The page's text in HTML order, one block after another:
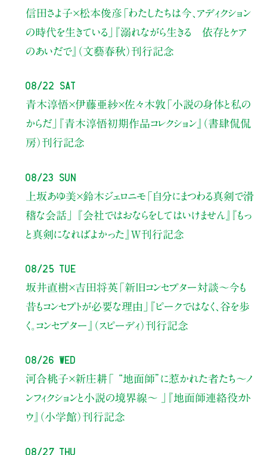
信田さよ子×松本俊彦 「わたしたちは今、アディクション
の時代を生きている」
『溺れながら生きる 依存とケア
のあいだで』（文藝春秋）刊行記念
08/22 Sat
青木淳悟×伊藤亜紗×佐々木敦 「小説の身体と私の
からだ」
『青木淳悟初期作品コレクション』（書肆侃侃
房）刊行記念
08/23 Sun
上坂あゆ美×鈴木ジェロニモ 「自分にまつわる真剣で滑
稽な会話」
『会社ではおならをしてはいけません』『もっ
と真剣になればよかった』W刊行記念
08/25 Tue
坂井直樹×吉田将英「新旧コンセプター対談～今も
昔もコンセプトが必要な理由」
『ピークではなく、谷を歩
く。コンセプター』（スピーディ）刊行記念
08/26 Wed
河合桃子×新庄耕「 “地面師”に惹かれた者たち〜ノ
ンフィクションと小説の境界線〜 」
『地面師連絡役カト
ウ』（小学館）刊行記念
08/27 Thu